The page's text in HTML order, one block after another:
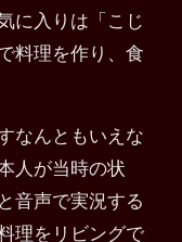
に入りは「こじ
料理を作り、食
なんともいえな
人が当時の状
音声で実況する
理をリビングで